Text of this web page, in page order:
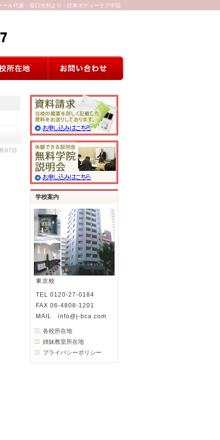
ール代表 谷口光利より - 日本ボディーケア学院
07日
学校案内
東京校
TEL 0120-27-0184
FAX 06-4808-1201
MAIL info@j-bca.com
各校所在地
姉妹教室所在地
プライバシーポリシー